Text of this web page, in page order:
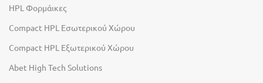
HPL Φορμάικες
Compact HPL Εσωτερικού Χώρου
Compact HPL Εξωτερικού Χώρου
Abet High Tech Solutions